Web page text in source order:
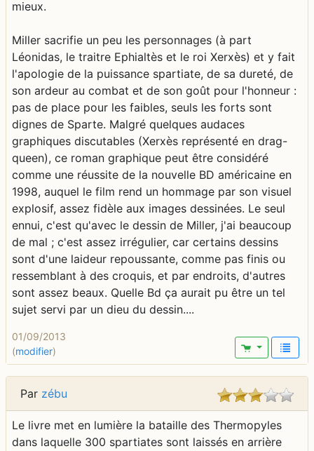
mieux.
Miller sacrifie un peu les personnages (à part
Léonidas, le traitre Ephialtès et le roi Xerxès) et y fait
l'apologie de la puissance spartiate, de sa dureté, de
son ardeur au combat et de son goût pour l'honneur :
pas de place pour les faibles, seuls les forts sont
dignes de Sparte. Malgré quelques audaces
graphiques discutables (Xerxès représenté en drag-
queen), ce roman graphique peut être considéré
comme une réussite de la nouvelle BD américaine en
1998, auquel le film rend un hommage par son visuel
explosif, assez fidèle aux images dessinées. Le seul
ennui, c'est qu'avec le dessin de Miller, j'ai beaucoup
de mal ; c'est assez irrégulier, car certains dessins
sont d'une laideur repoussante, comme pas finis ou
ressemblant à des croquis, et par endroits, d'autres
sont assez beaux. Quelle Bd ça aurait pu être un tel
sujet servi par un dieu du dessin....
01/09/2013
(modifier)
Par zébu
Le livre met en lumière la bataille des Thermopyles
dans laquelle 300 spartiates sont laissés en arrière